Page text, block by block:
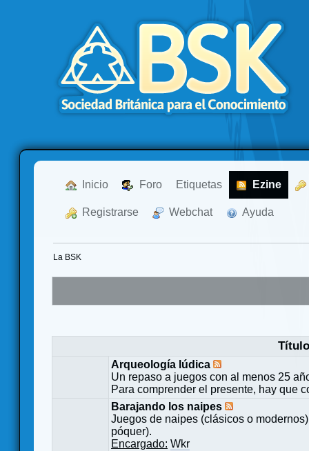
Inicio Foro Etiquetas Ezine
Registrarse Webchat Ayuda
La BSK
Título
Arqueología lúdica
Un repaso a juegos con al menos 25
Para comprender el presente, hay que
Barajando los naipes
Juegos de naipes (clásicos o
póquer).
Encargado: Wkr